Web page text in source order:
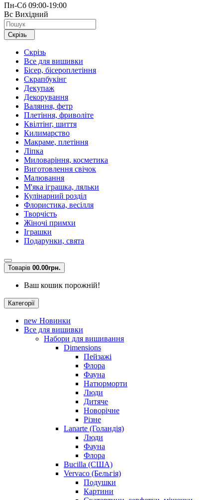
Пн-Сб 09:00-19:00
Вс Вихідний
Скрізь
Скрізь
Все для вишивки
Бісер, бісероплетіння
Скрапбукінг
Декупаж
Декорування
Валяння, фетр
Плетіння, фриволіте
Квілтінг, шиття
Килимарство
Макраме, плетіння
Ліпка
Миловаріння, косметика
Виготовлення свічок
Малювання
М'яка іграшка, ляльки
Кулінарний розділ
Флористика, весілля
Творчість
Жіночі примхи
Іграшки
Подарунки, свята
Товарів 00.00грн.
Ваш кошик порожній!
Категорії
new Новинки
Все для вишивки
Набори для вишивання
Dimensions
Пейзажі
Флора
Фауна
Натюрморти
Люди
Дитяче
Новорічне
Різне
Lanarte (Голандія)
Люди
Фауна
Флора
Bucilla (США)
Vervaco (Бельгія)
Подушки
Картини